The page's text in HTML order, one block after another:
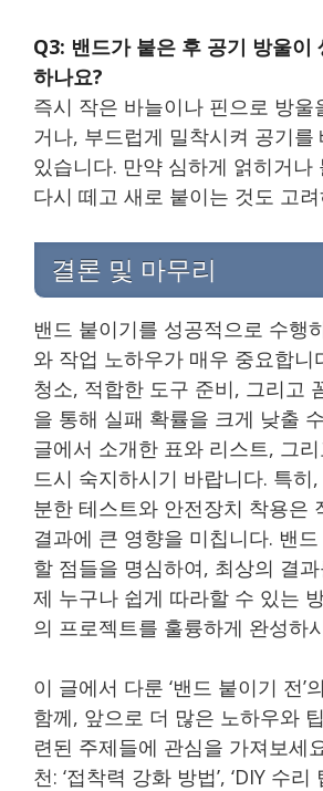
Q3: 밴드가 붙은 후 공기 방울이
하나요?
즉시 작은 바늘이나 핀으로 방울
거나, 부드럽게 밀착시켜 공기를
있습니다. 만약 심하게 얽히거나
다시 떼고 새로 붙이는 것도 고
결론 및 마무리
밴드 붙이기를 성공적으로 수행
와 작업 노하우가 매우 중요합니
청소, 적합한 도구 준비, 그리고
을 통해 실패 확률을 크게 낮출
글에서 소개한 표와 리스트, 그
드시 숙지하시기 바랍니다. 특히
분한 테스트와 안전장치 착용은
결과에 큰 영향을 미칩니다. 밴
할 점들을 명심하여, 최상의 결
제 누구나 쉽게 따라할 수 있는
의 프로젝트를 훌륭하게 완성하
이 글에서 다룬 ‘밴드 붙이기 전’
함께, 앞으로 더 많은 노하우와
련된 주제들에 관심을 가져보세
천: ‘접착력 강화 방법’, ‘DIY 수리